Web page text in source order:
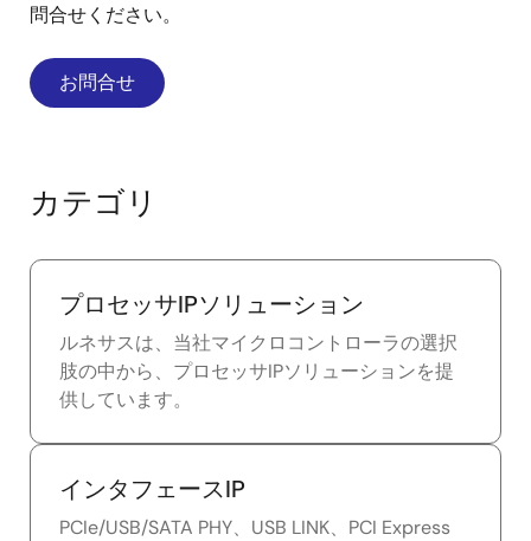
問合せください。
お問合せ
カテゴリ
プロセッサIPソリューション
ルネサスは、当社マイクロコントローラの選択
肢の中から、プロセッサIPソリューションを提
供しています。
インタフェースIP
PCIe/USB/SATA PHY、USB LINK、PCI Express